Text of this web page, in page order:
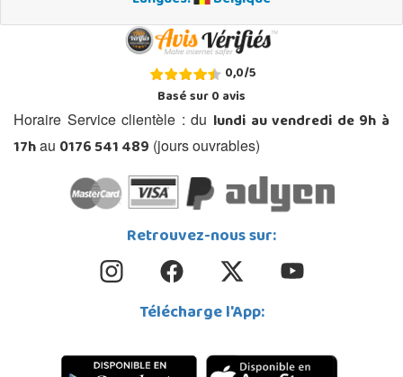
0,0/5
Basé sur0avis
Horaire Service clientèle : du lundi au vendredi de 9h à
17hau 0176 541 489 (jours ouvrables)
Retrouvez-nous sur:
Télécharge l'App: